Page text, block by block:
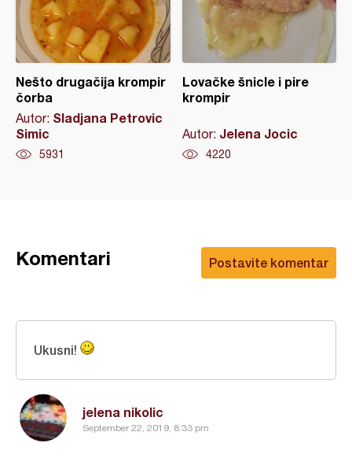
Nešto drugačija krompir
čorba
Autor: Sladjana Petrovic
Simic
5931
Lovačke šnicle i pire
krompir
Autor: Jelena Jocic
4220
Postavite komentar
Komentari
jelena nikolic
September 22, 2019, 8:33 pm
Ukusni!